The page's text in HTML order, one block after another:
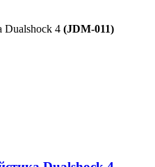
Dualshock 4 (JDM-011)